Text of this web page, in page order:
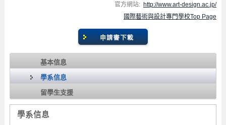
官方網站: http://www.art-design.ac.jp/
國際藝術與設計專門學校Top Page
基本信息
學系信息
留學生支援
學系信息